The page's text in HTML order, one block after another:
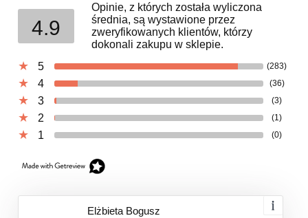
4.9
Opinie, z których została wyliczona
średnia, są wystawione przez
zweryfikowanych klientów, którzy
dokonali zakupu w sklepie.
5
(283)
4 (36)
3 (3)
2 (1)
1 (0)
Elżbieta Bogusz